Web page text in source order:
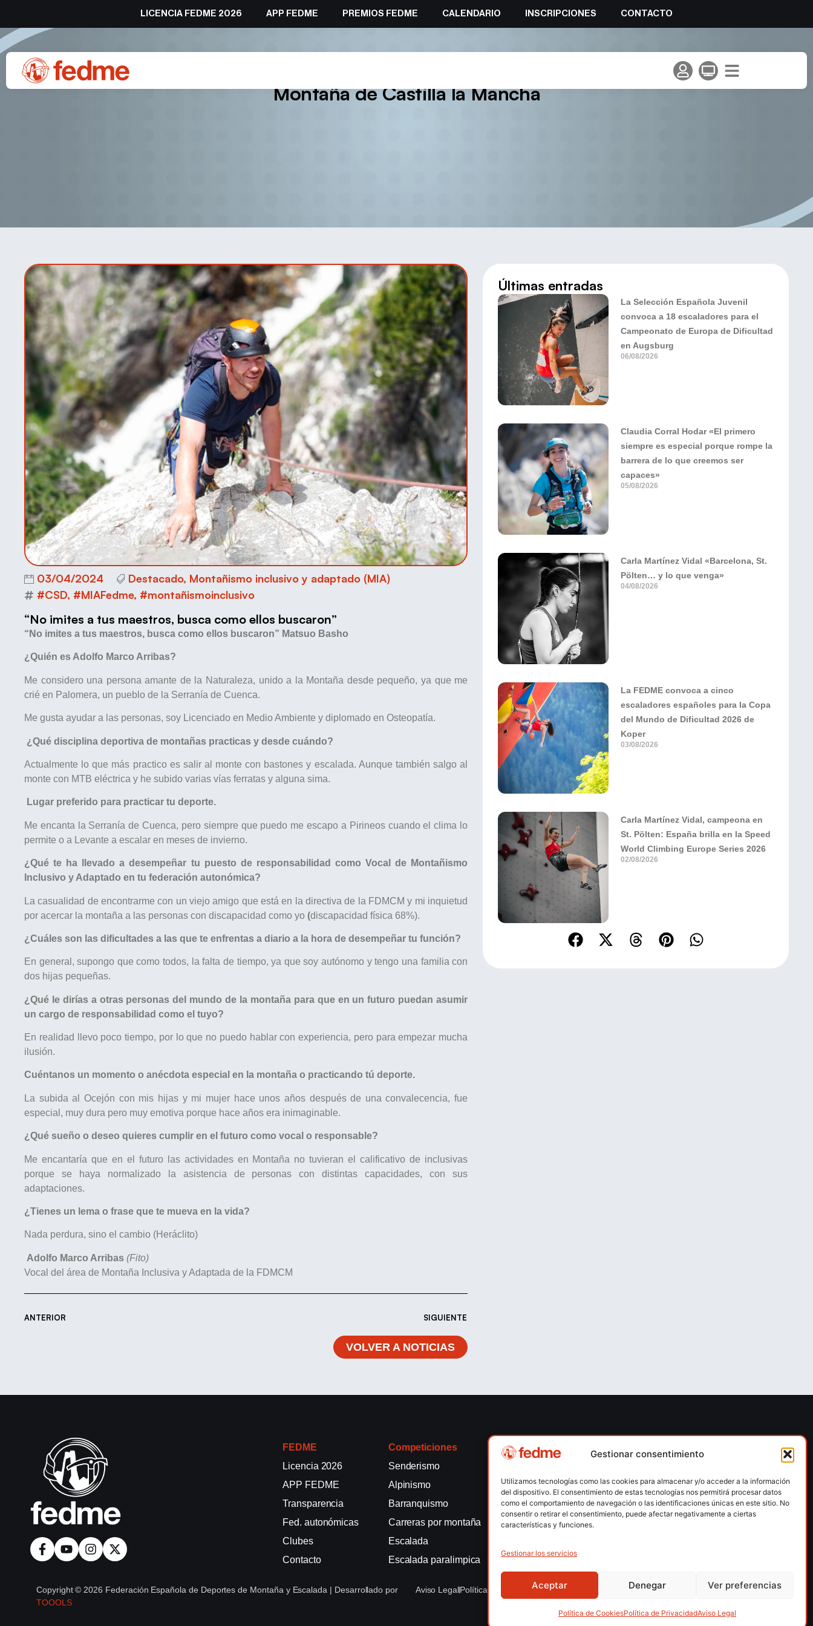
Gestionar consentimiento
Utilizamos tecnologías como las cookies para almacenar y/o acceder a la información
del dispositivo. El consentimiento de estas tecnologías nos permitirá procesar datos
como el comportamiento de navegación o las identificaciones únicas en este sitio. No
consentir o retirar el consentimiento, puede afectar negativamente a ciertas
características y funciones.
Gestionar los servicios
Aceptar Denegar Ver preferencias
Política de CookiesPolítica de PrivacidadAviso Legal
LICENCIA FEDME 2026 APP FEDME PREMIOS FEDME CALENDARIO INSCRIPCIONES CONTACTO
Conoce a Adolfo Marco Arribas. Responsable de área de inclusión de la Federación de
Montaña de Castilla la Mancha
03/04/2024 Destacado, Montañismo inclusivo y adaptado (MIA)
#CSD, #MIAFedme, #montañismoinclusivo
“No imites a tus maestros, busca como ellos buscaron”
“No imites a tus maestros, busca como ellos buscaron” Matsuo Basho
¿Quién es Adolfo Marco Arribas?
Me considero una persona amante de la Naturaleza, unido a la Montaña desde pequeño, ya que me
crié en Palomera, un pueblo de la Serranía de Cuenca.
Me gusta ayudar a las personas, soy Licenciado en Medio Ambiente y diplomado en Osteopatía.
¿Qué disciplina deportiva de montañas practicas y desde cuándo?
Actualmente lo que más practico es salir al monte con bastones y escalada. Aunque también salgo al
monte con MTB eléctrica y he subido varias vías ferratas y alguna sima.
Lugar preferido para practicar tu deporte.
Me encanta la Serranía de Cuenca, pero siempre que puedo me escapo a Pirineos cuando el clima lo
permite o a Levante a escalar en meses de invierno.
¿Qué te ha llevado a desempeñar tu puesto de responsabilidad como Vocal de Montañismo
Inclusivo y Adaptado en tu federación autonómica?
La casualidad de encontrarme con un viejo amigo que está en la directiva de la FDMCM y mi inquietud
por acercar la montaña a las personas con discapacidad como yo (discapacidad física 68%).
¿Cuáles son las dificultades a las que te enfrentas a diario a la hora de desempeñar tu función?
En general, supongo que como todos, la falta de tiempo, ya que soy autónomo y tengo una familia con
dos hijas pequeñas.
¿Qué le dirías a otras personas del mundo de la montaña para que en un futuro puedan asumir
un cargo de responsabilidad como el tuyo?
En realidad llevo poco tiempo, por lo que no puedo hablar con experiencia, pero para empezar mucha
ilusión.
Cuéntanos un momento o anécdota especial en la montaña o practicando tú deporte.
La subida al Ocejón con mis hijas y mi mujer hace unos años después de una convalecencia, fue
especial, muy dura pero muy emotiva porque hace años era inimaginable.
¿Qué sueño o deseo quieres cumplir en el futuro como vocal o responsable?
Me encantaría que en el futuro las actividades en Montaña no tuvieran el calificativo de inclusivas
porque se haya normalizado la asistencia de personas con distintas capacidades, con sus
adaptaciones.
¿Tienes un lema o frase que te mueva en la vida?
Nada perdura, sino el cambio (Heráclito)
Adolfo Marco Arribas (Fito)
Vocal del área de Montaña Inclusiva y Adaptada de la FDMCM
ANTERIOR SIGUIENTE
VOLVER A NOTICIAS
Últimas entradas
La Selección Española Juvenil
convoca a 18 escaladores para el
Campeonato de Europa de Dificultad
en Augsburg
06/08/2026
Claudia Corral Hodar «El primero
siempre es especial porque rompe la
barrera de lo que creemos ser
capaces»
05/08/2026
Carla Martínez Vidal «Barcelona, St.
Pölten… y lo que venga»
04/08/2026
La FEDME convoca a cinco
escaladores españoles para la Copa
del Mundo de Dificultad 2026 de
Koper
03/08/2026
Carla Martínez Vidal, campeona en
St. Pölten: España brilla en la Speed
World Climbing Europe Series 2026
02/08/2026
FEDME
Licencia 2026
APP FEDME
Transparencia
Fed. autonómicas
Clubes
Contacto
Competiciones
Senderismo
Alpinismo
Barranquismo
Carreras por montaña
Escalada
Escalada paralimpica
Competiciones
Escalada en hielo
Esquí de montaña
Marcha Nórdica
Snowrunning / Skysnow
Barcelona
fedme@fedme.es
934 264 267
Copyright © 2026 Federación Española de Deportes de Montaña y Escalada | Desarrollado por
TOOOLS
Aviso LegalPolítica de CookiesPolítica de Privacidad Política de Privacidad APPAccesibilidad